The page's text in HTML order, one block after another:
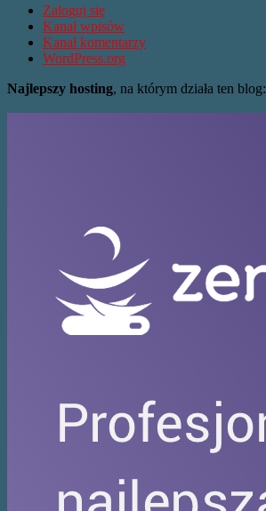
Zaloguj się
Kanał wpisów
Kanał komentarzy
WordPress.org
Najlepszy hosting, na którym działa ten blog: